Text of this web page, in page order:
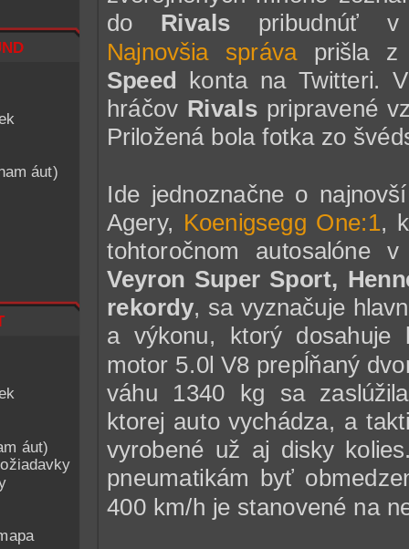
áut)
áut)
do Rivals pribudnúť v
Najnovšia správa prišla z
Speed konta na Twitteri.
hráčov Rivalspripravené
Priložená bola fotka zo
Ide jednoznačne o
Agery, Koenigsegg One:1,
tohtoročnom autosalóne
Veyron Super Sport,
rekordy, sa vyznačuje
a výkonu, ktorý dosahuje
motor 5.0l V8 prepĺňaný
váhu 1340 kg sa
ktorej auto vychádza, a
vyrobené už aj disky
pneumatikám byť
400 km/h je stanovené na